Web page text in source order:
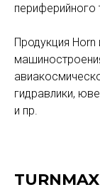
периферийного
Продукция Horn
гидравлики,
и пр.
TURNMAX